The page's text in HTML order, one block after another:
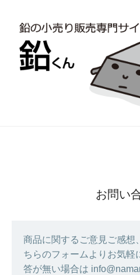
お問い
商品に関するご意見ご感想
ちらのフォームよりお気軽
答が無い場合は